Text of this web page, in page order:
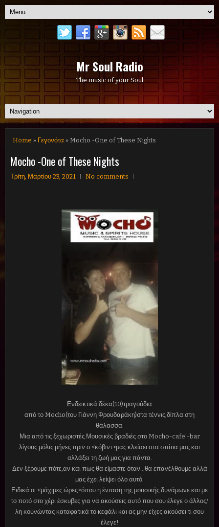
Mr Soul Radio
The music of your Soul
Home » Γεγονότα » Mocho -One of These Nights
Mocho -One of These Nights
Τρίτη, Μαρτίου 23, 2021 No comments
Ενδεικτικά δέκα(10)τραγούδια
από το Mocho(του Γιάννη Φρουδαράκη)στα τέννις,δίπλα στη
θάλασσα.
Μια από τις ξεχωριστές Μουσικές βραδιές στο Mocho-cafe'-bar
λίγους μόλις μήνες πριν ο <κόβιντ>μας κλείσει στα σπίτια μας και
αλλάξει τη ζωή μας για πάντα.
Δεν ξέρουμε πότε,αν και πως θα είμαστε όταν...θα επανέλθουμε αλλά
μας έχει λείψει όλο αυτό.
Ειδικά οι <μάχιμες ώρες>όπου η ένταση της μουσικής δυνάμωνε και με
το ποτό στο χέρι έσκυβες για να ακούσεις αυτό που σου έλεγε ο άλλος/
λη κουνώντας καταφατικά το κεφάλι και ας μην είχες ακούσει τι σου
έλεγε!